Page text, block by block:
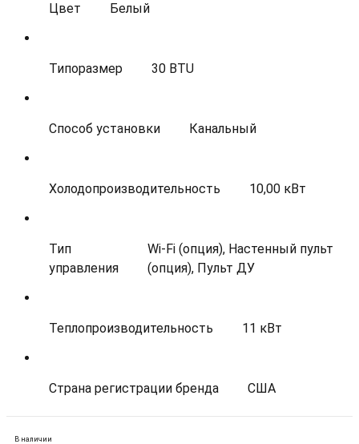
Цвет Белый
Типоразмер 30 BTU
Способ установки Канальный
Холодопроизводительность 10,00 кВт
Тип
управления
Wi-Fi (опция), Настенный пульт
(опция), Пульт ДУ
Теплопроизводительность 11 кВт
Страна регистрации бренда США
В наличии